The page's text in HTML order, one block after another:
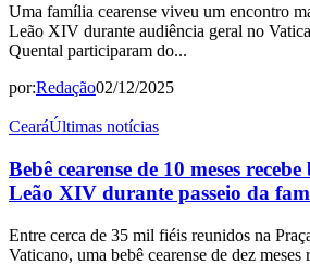
Uma família cearense viveu um encontro
Leão XIV durante audiência geral no
Quental participaram do...
por:Redação02/12/2025
CearáÚltimas notícias
Bebê cearense de 10 meses
Leão XIV durante passeio da
Entre cerca de 35 mil fiéis reunidos na
Vaticano, uma bebê cearense de dez meses